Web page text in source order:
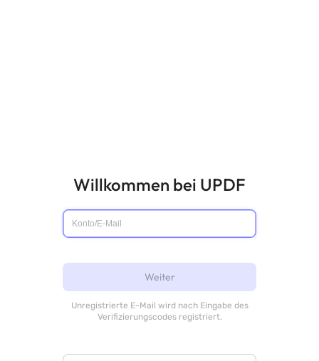
Willkommen bei UPDF
Weiter
Unregistrierte E-Mail wird nach Eingabe des
Verifizierungscodes registriert.